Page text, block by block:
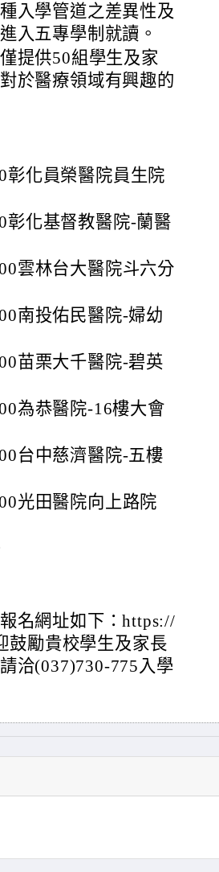
入學管道之差異性及
入五專學制就讀。
提供50組學生及家
於醫療領域有興趣的
化員榮醫院員生院
彰化基督教醫院-蘭醫
雲林台大醫院斗六分
南投佑民醫院-婦幼
苗栗大千醫院-碧英
為恭醫院-16樓大會
台中慈濟醫院-五樓
光田醫院向上路院
名網址如下：https://
鼓勵貴校學生及家長
洽(037)730-775入學